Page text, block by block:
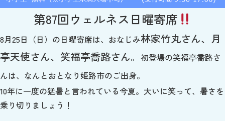
第87回ウェルネス日曜寄席
8月25日（日）の日曜寄席は、おなじみ林家竹丸さん、月
亭天使さん、笑福亭喬路さん。 初登場の笑福亭喬路さ
んは、なんとおとなり姫路市のご出身。
10年に一度の猛暑と言われている今夏。大いに笑って、暑さを
乗り切りましょう！